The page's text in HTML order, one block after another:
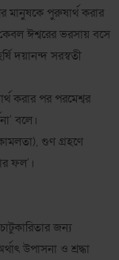
মানুষকে পুরুষার্থ করার
ঈশ্বরের ভরসায় বসে
দয়ানন্দ সরস্বতী
করার পর পরমেশ্বর
বলে।
গুণ গ্রহণে
ফল’।
জন্য
উপাসনা ও শ্রদ্ধা